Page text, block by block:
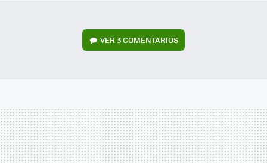
VER3 COMENTARIOS